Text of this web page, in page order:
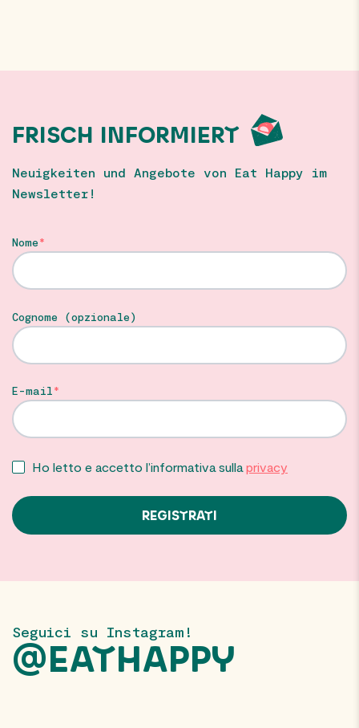
FRISCH INFORMIERT
Neuigkeiten und Angebote von Eat Happy im
Newsletter!
Nome
Cognome (opzionale)
E-mail
Ho letto e accetto l’informativa sulla privacy
Seguici su Instagram!
@EATHAPPY